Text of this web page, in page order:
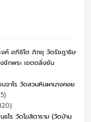
ค์ อภิชิโต ภิกขุ วัดรัชฎาธิษ
ชักพระ เขตตลิ่งชัน
จาโร วัดสวนหินผานางคอย
โร วัดโฆสิตาราม (วัดบ้าน